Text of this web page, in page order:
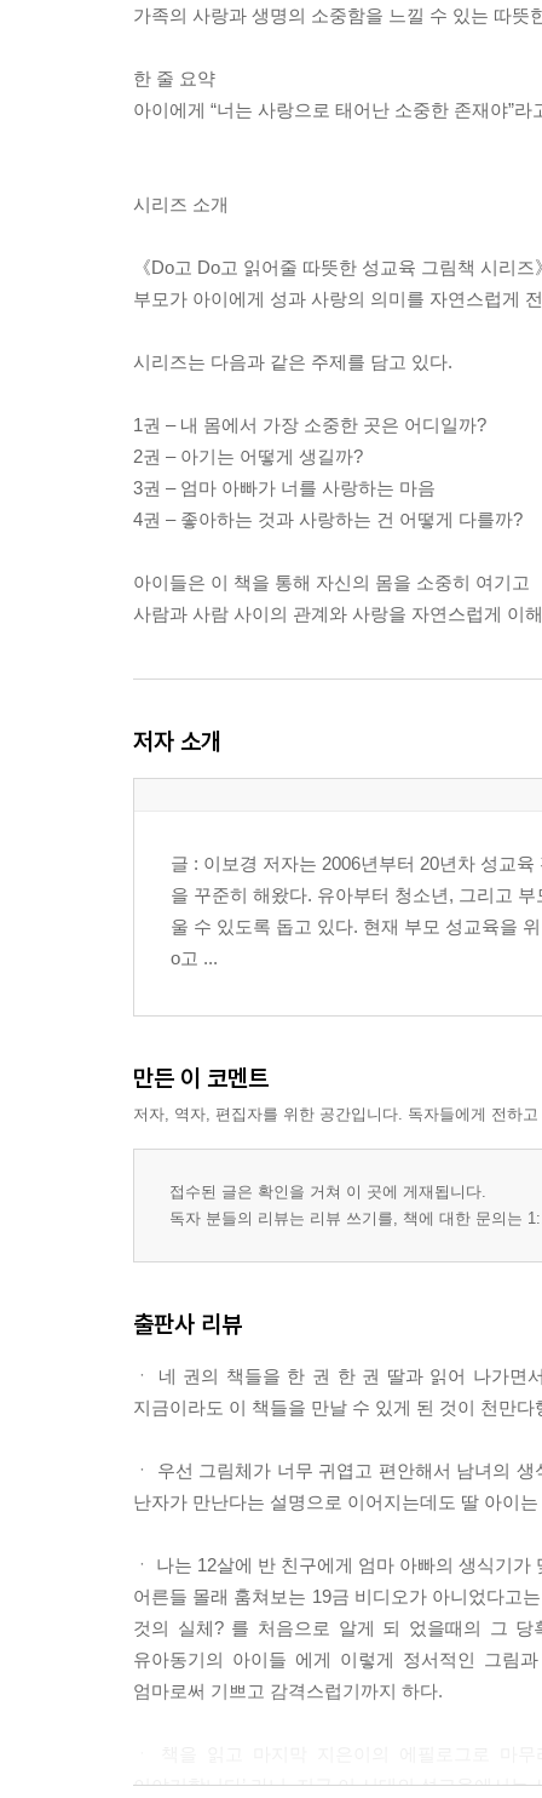
가족의 사랑과 생명의 소중함을 느낄 수 있는 따뜻
한 줄 요약
아이에게 “너는 사랑으로 태어난 소중한 존재야”
시리즈 소개
《Do고 Do고 읽어줄 따뜻한 성교육 그림책 시리즈
부모가 아이에게 성과 사랑의 의미를 자연스럽게
시리즈는 다음과 같은 주제를 담고 있다.
1권 – 내 몸에서 가장 소중한 곳은 어디일까?
2권 – 아기는 어떻게 생길까?
3권 – 엄마 아빠가 너를 사랑하는 마음
4권 – 좋아하는 것과 사랑하는 건 어떻게 다를까?
아이들은 이 책을 통해 자신의 몸을 소중히 여기고
사람과 사람 사이의 관계와 사랑을 자연스럽게 이
저자 소개
글 : 이보경 저자는 2006년부터 20년차 성교
을 꾸준히 해왔다. 유아부터 청소년, 그리고
울 수 있도록 돕고 있다. 현재 부모 성교육을
o고 ...
만든 이 코멘트
저자, 역자, 편집자를 위한 공간입니다. 독자들에게 전하
접수된 글은 확인을 거쳐 이 곳에 게재됩니다.
독자 분들의 리뷰는 리뷰 쓰기를, 책에 대한 문의는
출판사 리뷰
ㆍ 네 권의 책들을 한 권 한 권 딸과 읽어 나가면
지금이라도 이 책들을 만날 수 있게 된 것이 천만다
ㆍ 우선 그림체가 너무 귀엽고 편안해서 남녀의
난자가 만난다는 설명으로 이어지는데도 딸 아이
ㆍ 나는 12살에 반 친구에게 엄마 아빠의 생식기
어른들 몰래 훔쳐보는 19금 비디오가 아니었다고
것의 실체? 를 처음으로 알게 되 었을때의 그
유아동기의 아이들 에게 이렇게 정서적인 그림
엄마로써 기쁘고 감격스럽기까지 하다.
이야기합니다’ 라니, 지금 이 시대의 성교육에서